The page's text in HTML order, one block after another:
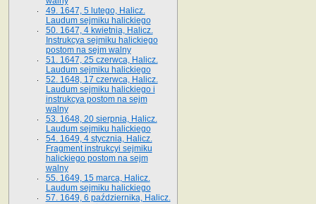
49. 1647, 5 lutego, Halicz.
Laudum sejmiku halickiego
50. 1647, 4 kwietnia, Halicz.
Instrukcya sejmiku halickiego
postom na sejm walny
51. 1647, 25 czerwca, Halicz.
Laudum sejmiku halickiego
52. 1648, 17 czerwca, Halicz.
Laudum sejmiku halickiego i
instrukcya postom na sejm
walny
53. 1648, 20 sierpnia, Halicz.
Laudum sejmiku halickiego
54. 1649, 4 stycznia, Halicz.
Fragment instrukcyi sejmiku
halickiego postom na sejm
walny
55. 1649, 15 marca, Halicz.
Laudum sejmiku halickiego
57. 1649, 6 października, Halicz.